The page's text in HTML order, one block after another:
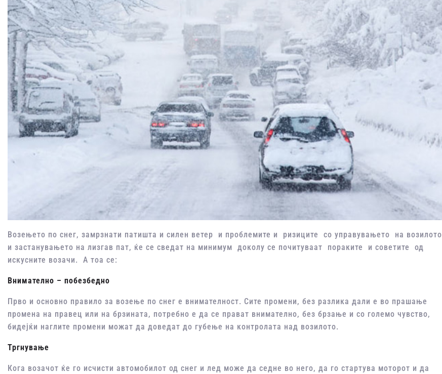
Возењето по снег, замрзнати патишта и силен ветер и проблемите и ризиците со управувањето на возилото
и застанувањето на лизгав пат, ќе се сведат на минимум доколу се почитуваат пораките и советите од
искусните возачи. А тоа се:
Внимателно – побезбедно
Прво и основно правило за возење по снег е внимателност. Сите промени, без разлика дали е во прашање
промена на правец или на брзината, потребно е да се прават внимателно, без брзање и со големо чувство,
бидејќи наглите промени можат да доведат до губење на контролата над возилото.
Тргнување
Кога возачот ќе го исчисти автомобилот од снег и лед може да седне во него, да го стартува моторот и да